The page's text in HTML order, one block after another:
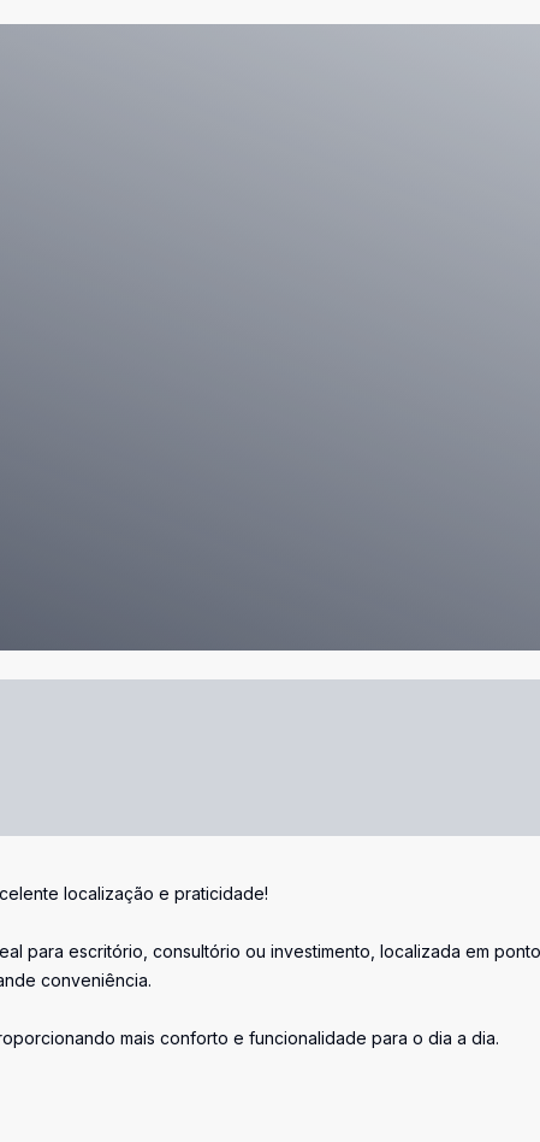
localização e praticidade!
para escritório, consultório ou investimento, localizada em
conveniência.
mais conforto e funcionalidade para o dia a dia.